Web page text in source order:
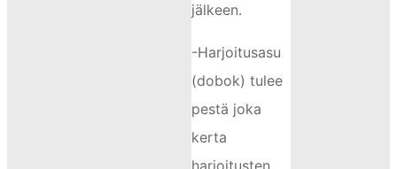
jälkeen.
-Harjoitusasu
(dobok) tulee
pestä joka
kerta